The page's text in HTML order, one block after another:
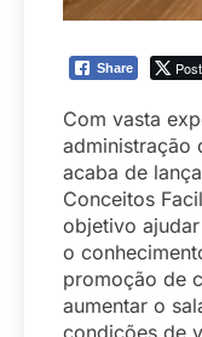
Share Post
Com vasta
administração
acaba de
Conceitos
objetivo
o
promoção de
aumentar o
condições de